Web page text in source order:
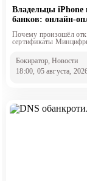
Владельцы iPhone
банков: онлайн-
Почему произошёл
сертификаты
Бокиратор, Новости
18:00, 05 августа,